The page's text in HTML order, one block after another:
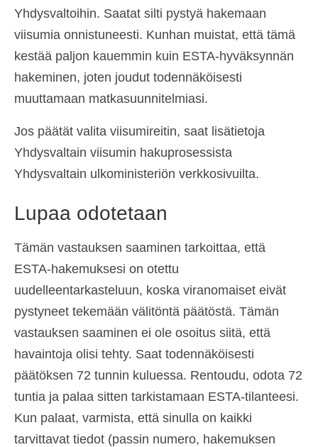
Yhdysvaltoihin. Saatat silti pystyä hakemaan
viisumia onnistuneesti. Kunhan muistat, että tämä
kestää paljon kauemmin kuin ESTA-hyväksynnän
hakeminen, joten joudut todennäköisesti
muuttamaan matkasuunnitelmiasi.
Jos päätät valita viisumireitin, saat lisätietoja
Yhdysvaltain viisumin hakuprosessista
Yhdysvaltain ulkoministeriön verkkosivuilta.
Lupaa odotetaan
Tämän vastauksen saaminen tarkoittaa, että
ESTA-hakemuksesi on otettu
uudelleentarkasteluun, koska viranomaiset eivät
pystyneet tekemään välitöntä päätöstä. Tämän
vastauksen saaminen ei ole osoitus siitä, että
havaintoja olisi tehty. Saat todennäköisesti
päätöksen 72 tunnin kuluessa. Rentoudu, odota 72
tuntia ja palaa sitten tarkistamaan ESTA-tilanteesi.
Kun palaat, varmista, että sinulla on kaikki
tarvittavat tiedot (passin numero, hakemuksen